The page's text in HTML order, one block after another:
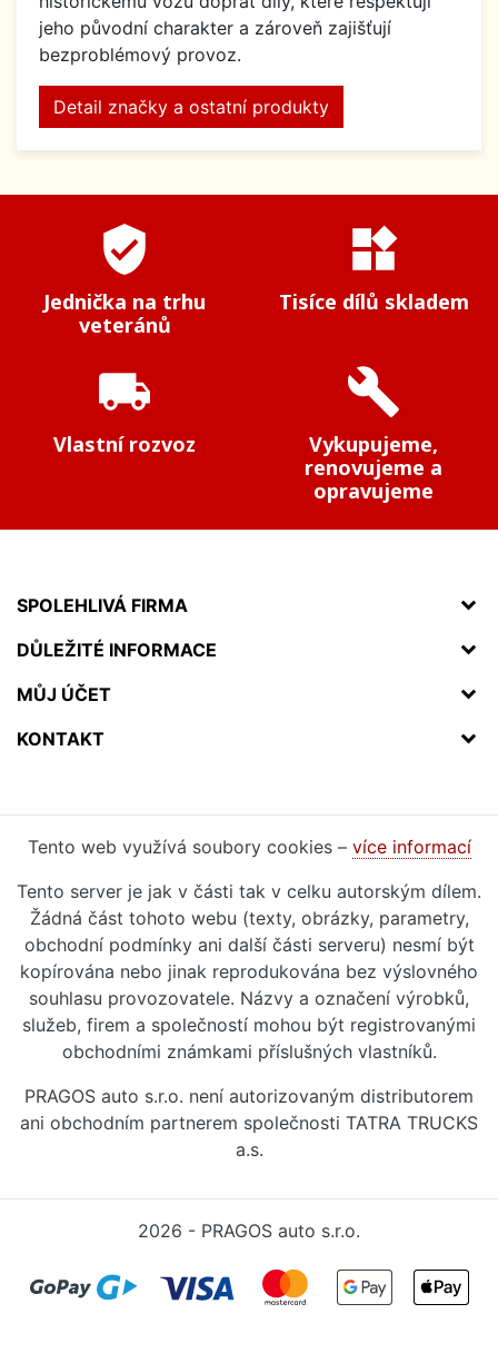
jeho původní charakter a zároveň zajišťují
bezproblémový provoz.
Detail značky a ostatní produkty
verified_user
Jednička na trhu
veteránů
widgets
Tisíce dílů skladem
local_shipping
Vlastní rozvoz
build
Vykupujeme,
renovujeme a
opravujeme
SPOLEHLIVÁ FIRMA
DŮLEŽITÉ INFORMACE
MŮJ ÚČET
KONTAKT
Tento web využívá soubory cookies – více informací
Tento server je jak v části tak v celku autorským dílem.
Žádná část tohoto webu (texty, obrázky, parametry,
obchodní podmínky ani další části serveru) nesmí být
kopírována nebo jinak reprodukována bez výslovného
souhlasu provozovatele. Názvy a označení výrobků,
služeb, firem a společností mohou být registrovanými
obchodními známkami příslušných vlastníků.
PRAGOS auto s.r.o. není autorizovaným distributorem
ani obchodním partnerem společnosti TATRA TRUCKS
a.s.
2026 - PRAGOS auto s.r.o.